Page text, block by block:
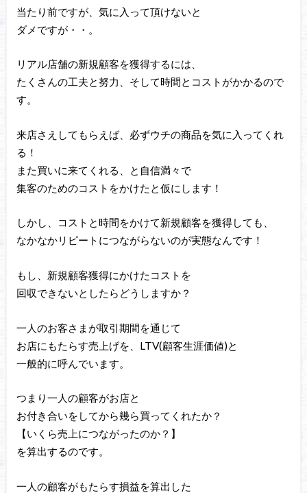
当たり前ですが、気に入って頂けないと
ダメですが・・。
リアル店舗の新規顧客を獲得するには、
たくさんの工夫と努力、そして時間とコストがかかるので
す。
来店さえしてもらえば、必ずウチの商品を気に入ってくれ
る！
また買いに来てくれる、と自信満々で
集客のためのコストをかけたと仮にします！
しかし、コストと時間をかけて新規顧客を獲得しても、
なかなかリピートにつながらないのが実態なんです！
もし、新規顧客獲得にかけたコストを
回収できないとしたらどうしますか？
一人のお客さまが取引期間を通じて
お店にもたらす売上げを、LTV(顧客生涯価値)と
一般的に呼んでいます。
つまり一人の顧客がお店と
お付き合いをしてから幾ら買ってくれたか？
【いくら売上につながったのか？】
を算出するのです。
一人の顧客がもたらす損益を算出した